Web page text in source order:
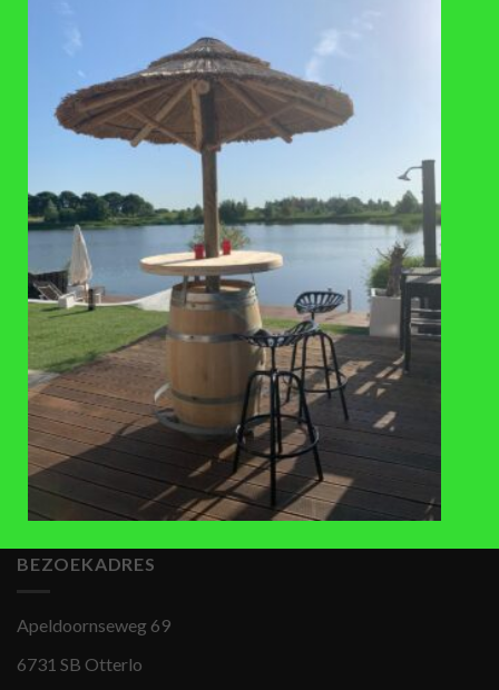
VAAK SAMEN GEKOCHT
TOEVOEGEN
VERLANGLIJST
PLANTENBAKKEN
Plantenbak hout zwart 50×93
282,50
BEZOEKADRES
Apeldoornseweg 69
6731 SB Otterlo